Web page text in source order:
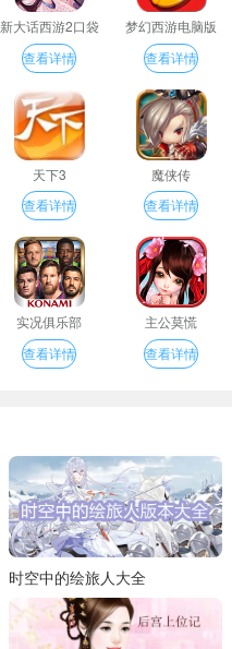
新大话西游2口袋
版
查看详情
梦幻西游电脑版
查看详情
天下3
查看详情
魔侠传
查看详情
实况俱乐部
查看详情
主公莫慌
查看详情
时空中的绘旅人大全